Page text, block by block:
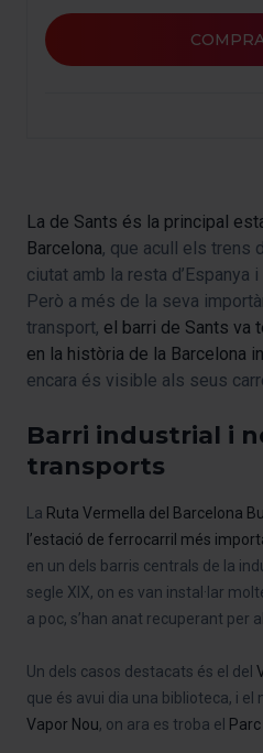
La de Sants és la principal
Barcelona, que acull els trens
ciutat amb la resta d’Espanya
Però a més de la seva
transport, el barri de Sants va
en la història de la Barcelona
encara és visible als seus
Barri industrial i
transports
La Ruta Vermella del Barcelona
l’estació de ferrocarril més
en un dels barris centrals de la
segle XIX, on es van instal·lar
a poc, s’han anat recuperant per
Un dels casos destacats és el del
que és avui dia una biblioteca, i el
Vapor Nou, on ara es troba el